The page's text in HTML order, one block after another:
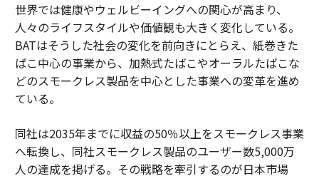
世界では健康やウェルビーイングへの関心が高まり、
人々のライフスタイルや価値観も大きく変化している。
BATはそうした社会の変化を前向きにとらえ、紙巻きた
ばこ中心の事業から、加熱式たばこやオーラルたばこな
どのスモークレス製品を中心とした事業への変革を進め
ている。
同社は2035年までに収益の50％以上をスモークレス事業
へ転換し、同社スモークレス製品のユーザー数5,000万
人の達成を掲げる。その戦略を牽引するのが日本市場